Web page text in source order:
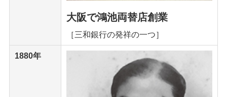
大阪で鴻池両替店創業
［三和銀行の発祥の一つ］
1880年